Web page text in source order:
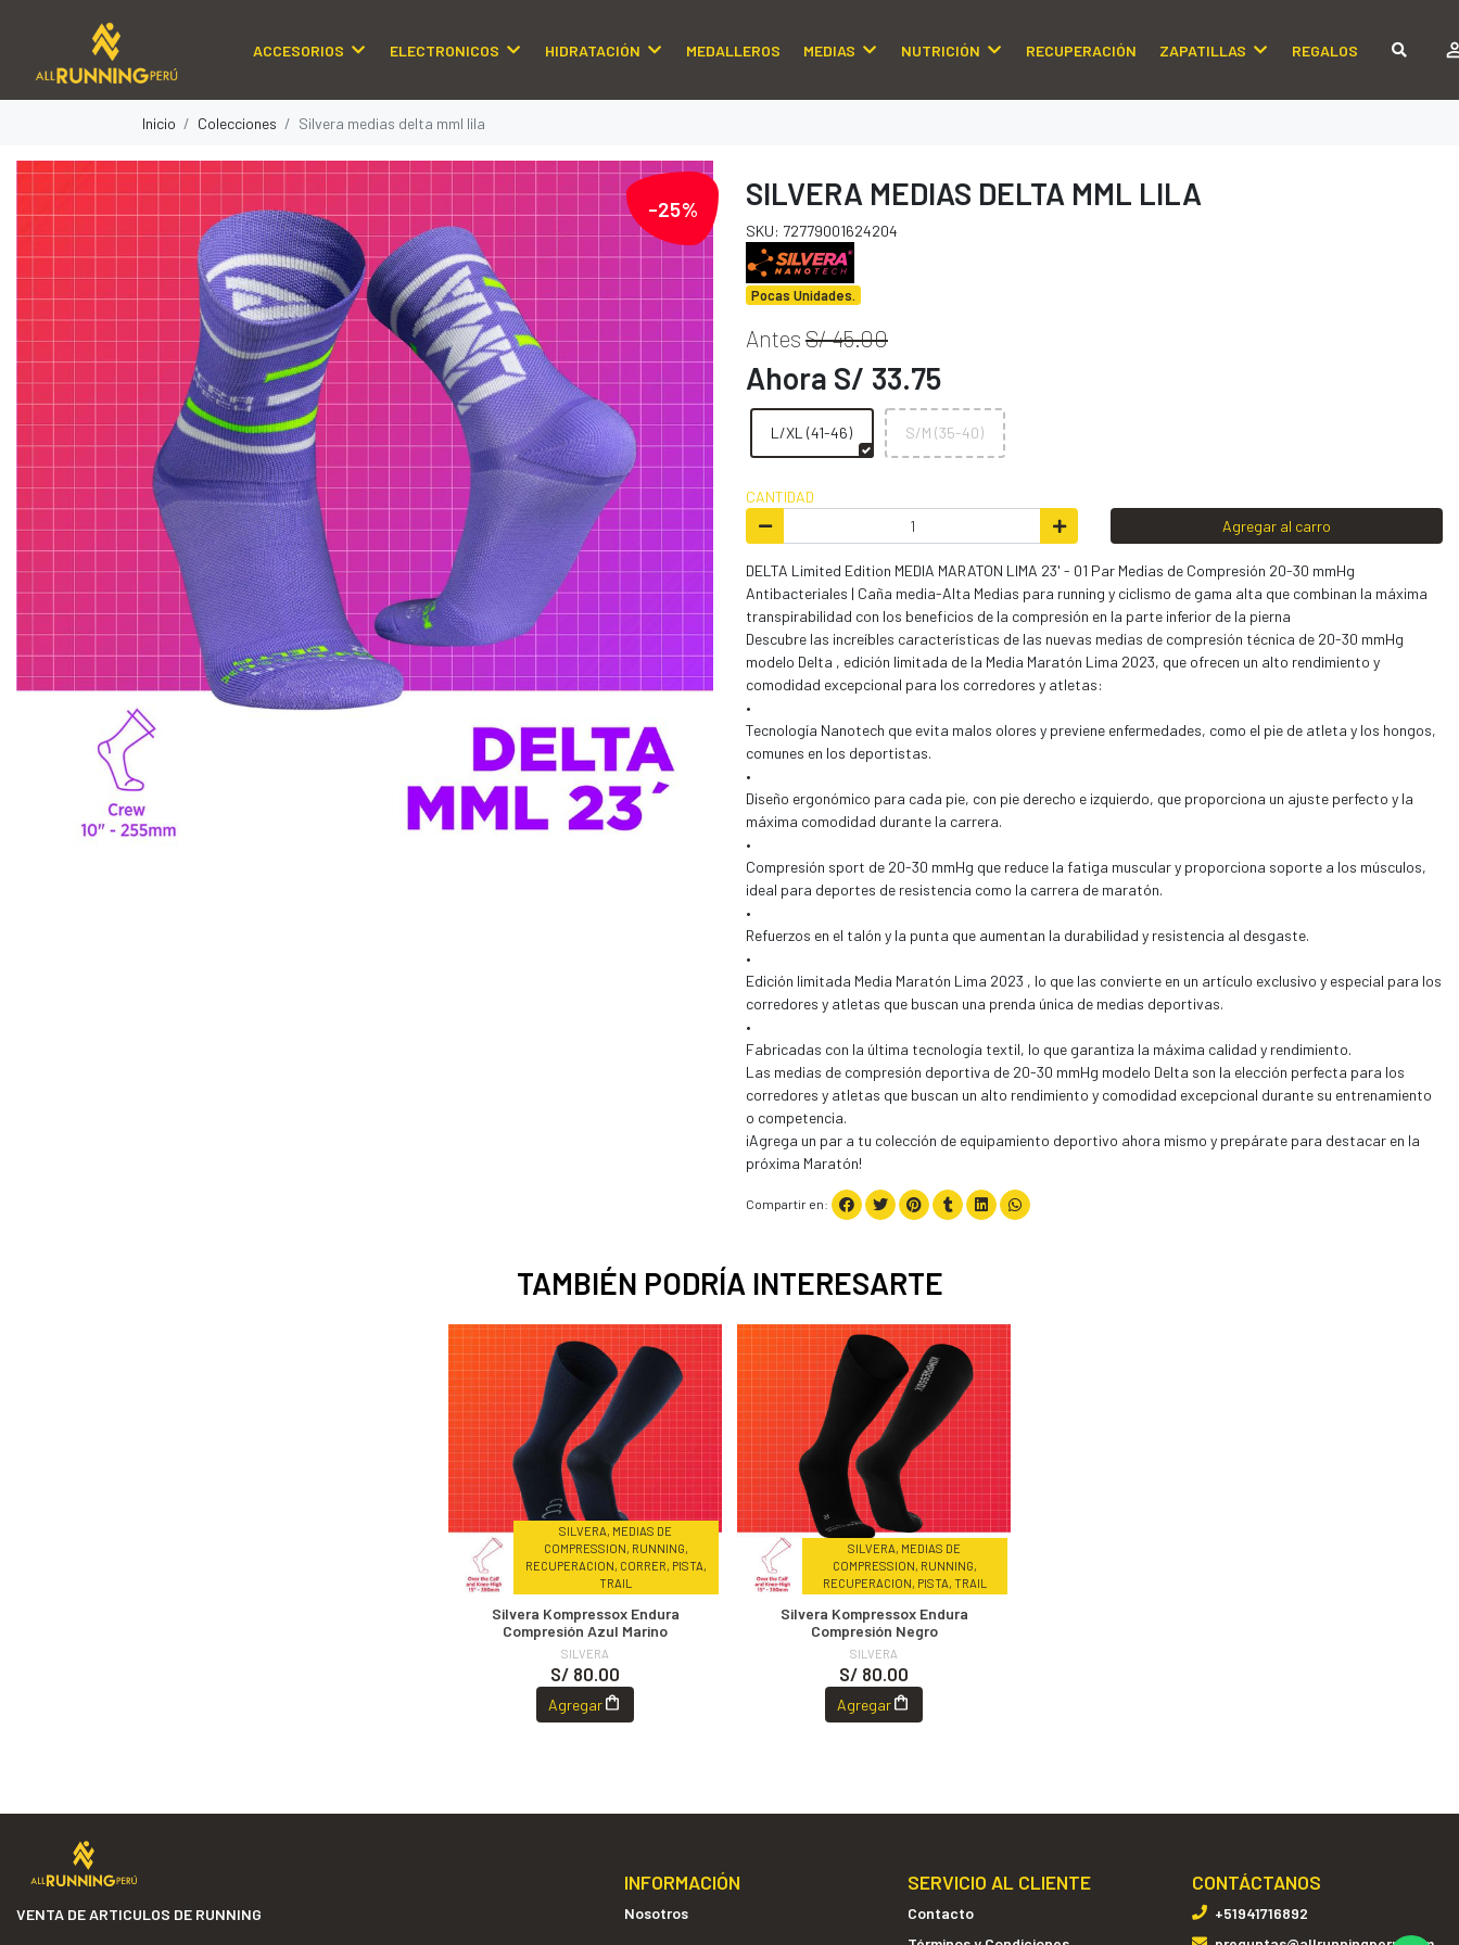
ACCESORIOS ELECTRONICOS HIDRATACIÓN MEDALLEROS MEDIAS NUTRICIÓN RECUPERACIÓN ZAPATILLAS REGALOS
Inicio Colecciones Silvera medias delta mml lila
-25% SILVERA MEDIAS DELTA MML LILA
SKU: 72779001624204
Pocas Unidades.
Antes S/ 45.00
Ahora S/ 33.75
L/XL (41-46) S/M (35-40)
CANTIDAD
Agregar al carro
DELTA Limited Edition MEDIA MARATON LIMA 23' - 01 Par Medias de Compresión 20-30 mmHg
Antibacteriales | Caña media-Alta Medias para running y ciclismo de gama alta que combinan la máxima
transpirabilidad con los beneficios de la compresión en la parte inferior de la pierna
Descubre las increíbles características de las nuevas medias de compresión técnica de 20-30 mmHg
modelo Delta , edición limitada de la Media Maratón Lima 2023, que ofrecen un alto rendimiento y
comodidad excepcional para los corredores y atletas:
•
Tecnología Nanotech que evita malos olores y previene enfermedades, como el pie de atleta y los hongos,
comunes en los deportistas.
•
Diseño ergonómico para cada pie, con pie derecho e izquierdo, que proporciona un ajuste perfecto y la
máxima comodidad durante la carrera.
•
Compresión sport de 20-30 mmHg que reduce la fatiga muscular y proporciona soporte a los músculos,
ideal para deportes de resistencia como la carrera de maratón.
•
Refuerzos en el talón y la punta que aumentan la durabilidad y resistencia al desgaste.
•
Edición limitada Media Maratón Lima 2023 , lo que las convierte en un artículo exclusivo y especial para los
corredores y atletas que buscan una prenda única de medias deportivas.
•
Fabricadas con la última tecnología textil, lo que garantiza la máxima calidad y rendimiento.
Las medias de compresión deportiva de 20-30 mmHg modelo Delta son la elección perfecta para los
corredores y atletas que buscan un alto rendimiento y comodidad excepcional durante su entrenamiento
o competencia.
¡Agrega un par a tu colección de equipamiento deportivo ahora mismo y prepárate para destacar en la
próxima Maratón!
Compartir en:
TAMBIÉN PODRÍA INTERESARTE
SILVERA, MEDIAS DE
COMPRESSION, RUNNING,
RECUPERACION, CORRER, PISTA,
TRAIL
Silvera Kompressox Endura
Compresión Azul Marino
SILVERA
S/ 80.00
Agregar
SILVERA, MEDIAS DE
COMPRESSION, RUNNING,
RECUPERACION, PISTA, TRAIL
Silvera Kompressox Endura
Compresión Negro
SILVERA
S/ 80.00
Agregar
VENTA DE ARTICULOS DE RUNNING
INFORMACIÓN
Nosotros
SERVICIO AL CLIENTE
Contacto
CONTÁCTANOS
+51941716892